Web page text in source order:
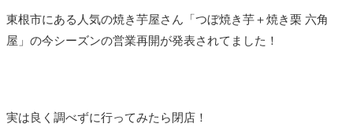
東根市にある人気の焼き芋屋さん「つぼ焼き芋＋焼き栗 六角
屋」の今シーズンの営業再開が発表されてました！
実は良く調べずに行ってみたら閉店！